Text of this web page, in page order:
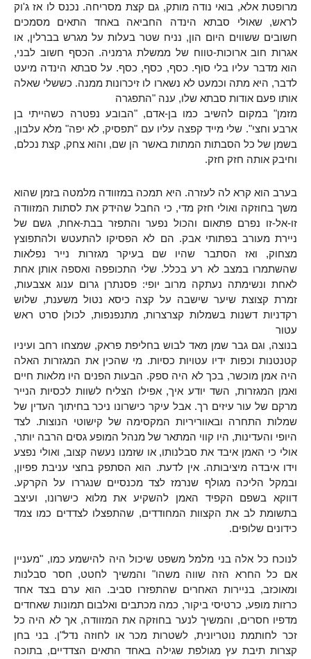
מרופטת אלא, בואי נודה מותק, גם קצת מסריחה. נכנס לו אז ג'וק
לראש, שאולי סבתא הינדה החביאה באחד התאים מסמכים
חשובים ששווים היום הון, נניח שטר בעלות על מגרש בברלין, או
אגרות חוב ארוכות-טווח של ממשלת גרמניה. הכסף חשוב לבני,
הוא מדבר עליו בלי סוף. כסף, כסף, כסף. על סבתא הינדה מיעט
לדבר, היא מתה וכמעט לא נשארו לו זיכרונות ממנה. כששלי שאלה
אותו פעם אודות סבתא שלו, ענה "התפגרה
מזמן" במקום להשיב כמו בן-אדם, "הבובע נפטרה כשהייתי בן
ארבע וחצי". שלי מייד קפצה עליו עם "תפסיק, לא יפה" מלא עלבון,
בשמן של כל הסבתות המתות באשר הן שם, והוא צחק, קצת נכלם,
וחיבק אותה חזק חזק.
בערב הוא קרא לה לעזרה. היא תמכה במזוודה מלמטה בזמן שהוא
משך בחוזקה ואולי חזק מדי, כי החבל שהידק את לסתות המזוודה
זו-אל-זו נפרם פתאום והכול נפער והתפזר בבת-אחת, גשם של
ניירת מעורב בפתותי אבק. הם לא הפסיקו להתעטש ולהתפוצץ
מצחוק, ואז הסתבר שהיו שם בעיקר מגזרות נייר נפלאות
שהשתמרו במצב לא רע בכלל. שלי התכופפה ואספה אותן אחת
לאחת ונשימתה נעתקה מרוב יופי: פסנתרן גרום ענוג אצבעות,
זמרת קצוצת שיער שישבה על קצה כיסא נטול משענת, שלוש
רקדניות דשנות בשמלות קצרצרות, מתנפנפות, לכולן סרט ראש
עטור
בנוצה, וגם גבר שמן מאד לבוש בחליפת פראק, שמצחו רחב ועיניו
קטנטנות וכפות ידיו עטויות כסיות. מי שהכין את המגזרות האלה
היה אמן מוכשר, בכך לא היה ספק. הבעות הפנים היו מלאות חיים
ואמן המגזרות, השד יודע איך, אפילו הצליח לשוות לכסיות הנייר
מרקם של עור עיזים רך. אבל עיקר כישרונו ניכר בחיתוך העדין של
שמלות התחרה ובאווריריות המקסימה של קישוטי הנוצות. לצד
היופי והעדינות, היו קווי המתאר של מנהל המופע גסים הרבה יותר,
אולי כי האמן איבד את סבלנותו, או שזמנו נעשה קצוב, ואולי נפצע
וידו איבדה מיציבותה. אין לדעת. הוא הסתפק בחצי עניבת פפיון,
ובמקל הליכה מגולף שנרמז לצד מכנסיים שנגררו על הקרקע.
דווקא בשפם הקפיד האמן להשקיע את מלוא כישרונו, ועיצב
בתשומת לב את הקצוות המחודדים, שהתפצלו לצדדים כמו צמד
כידונים שלופים.
לנוכח כל אלה בני מלמל משפט שיכול היה להישמע כמו, "מעניין
אם כל החרא הזה שווה משהו" והמשיך לחטט, חסר סבלנות
ומאוכזב, בניירות האחרים שהתפזרו סביב. הוא ערם בצד אחד
כרזות מופע, כרטיסי ביקור, כמה מכתבים ואלבום תמונות שאחדים
מדפיו חסרים, והמשיך לנער בחוזקה את המזוודה, אך לא היה כל
זכר לחותמת נוטריונית, לשטרות מכר או לחוזה נדל"ן. בני בחן
קצרות תיבת עץ מגולפת שגילה באחד התאים הצדדיים, בתוכה